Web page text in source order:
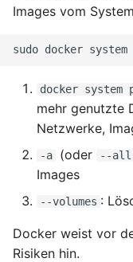
Images vom
sudo docker system
docker system
mehr genutzte
Netzwerke,
-a (oder --all
Images
--volumes :
Docker weist vor
Risiken hin.